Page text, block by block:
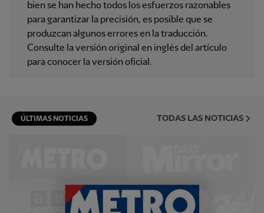
bien se han hecho todos los esfuerzos razonables
para garantizar la precisión, es posible que se
produzcan algunos errores en la traducción.
Consulte la versión original en inglés del artículo
para conocer la versión oficial.
ÚLTIMAS NOTICIAS TODAS LAS NOTICIAS